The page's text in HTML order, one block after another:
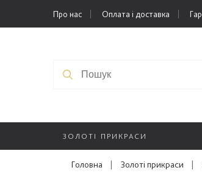
Про нас Оплата і доставка
ЗОЛОТІ ПРИКРАСИ
Головна | Золоті прикраси |